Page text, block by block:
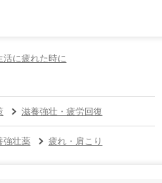
活に疲れた時に
滋養強壮・疲労回復
強壮薬 疲れ・肩こり